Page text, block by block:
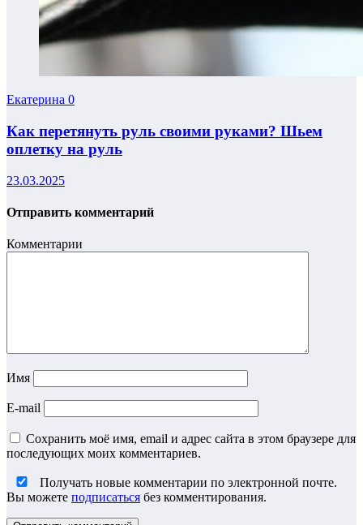
Екатерина 0
Как перетянуть руль своими руками? Шьем
оплетку на руль
23.03.2025
Отправить комментарий
Комментарии
Имя
E-mail
Сохранить моё имя, email и адрес сайта в этом браузере для
последующих моих комментариев.
Получать новые комментарии по электронной почте.
Вы можете подписаться без комментирования.